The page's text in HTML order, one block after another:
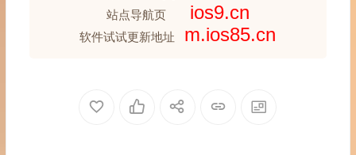
站点导航页
ios9.cn
软件试试更新地址 m.ios85.cn